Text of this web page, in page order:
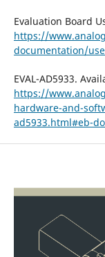
Evaluation Board
https://
documentation/
EVAL-AD5933.
https://
hardware-and-
ad5933.html#eb-